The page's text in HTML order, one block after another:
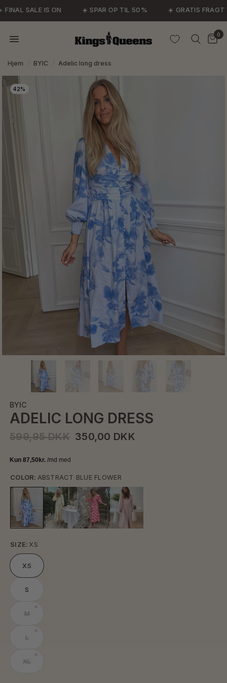
SALE IS ON ☀️ SPAR OP TIL 50% ☀️ GRATIS FRAGT
0
Hjem BYIC Adelic long dress
42%
BYIC
ADELIC LONG DRESS
599,95 DKK 350,00 DKK
COLOR: ABSTRACT BLUE FLOWER
SIZE: XS
XS
S
M
L
XL